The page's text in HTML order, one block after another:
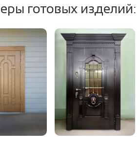
готовых изделий: